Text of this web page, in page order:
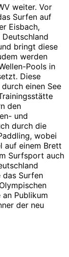
weiter. Vor
Surfen auf
Eisbach,
bringt diese
werden
Pools in
Diese
einen See
den
und
durch die
wobei
auf einem Brett
Surfsport auch
das Surfen
Publikum
der neu